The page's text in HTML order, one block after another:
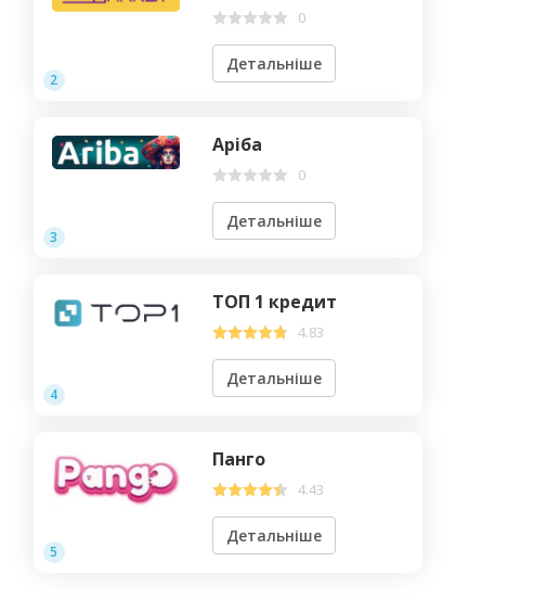
2
0
Детальніше
3
Аріба
0
Детальніше
4
ТОП 1 кредит
4.83
Детальніше
5
Панго
4.43
Детальніше